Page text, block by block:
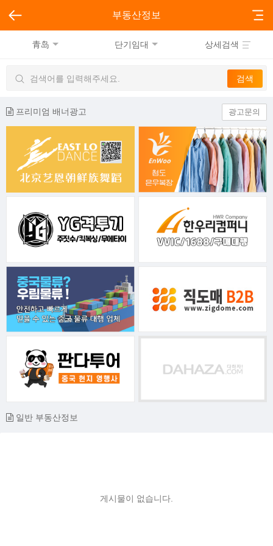
부동산정보
青岛 단기임대 상세검색
프리미엄 배너광고 광고문의
일반 부동산정보
게시물이 없습니다.